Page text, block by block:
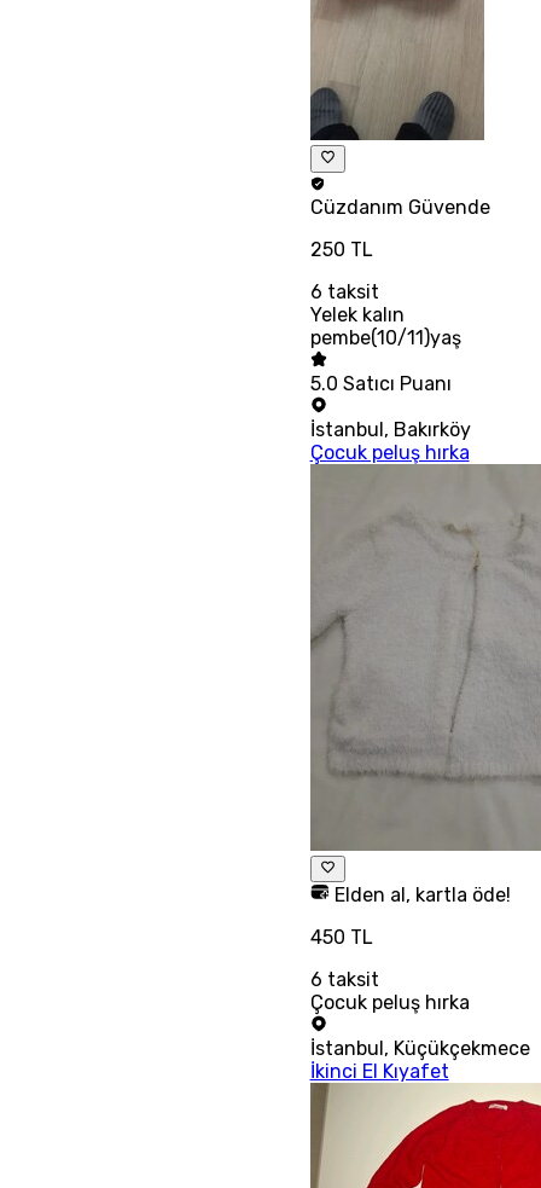
Cüzdanım Güvende
250 TL
6 taksit
Yelek kalın
pembe(10/11)yaş
5.0 Satıcı Puanı
İstanbul, Bakırköy
Çocuk peluş hırka
Elden al, kartla öde!
450 TL
6 taksit
Çocuk peluş hırka
İstanbul, Küçükçekmece
İkinci El Kıyafet